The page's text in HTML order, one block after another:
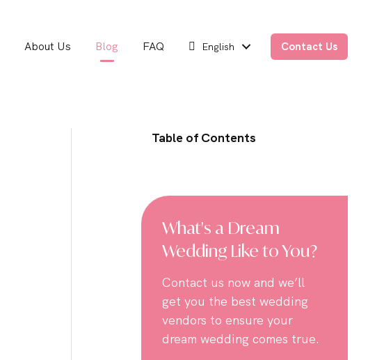
About Us Blog FAQ English Contact Us
Table of Contents
What's a Dream
Wedding Like to You?
Contact us now and we’ll
get you the best wedding
vendors to ensure your
dream wedding comes true.